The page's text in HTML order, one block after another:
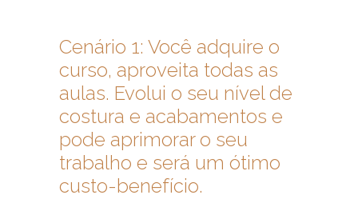
Cenário 1: Você adquire o
curso, aproveita todas as
aulas. Evolui o seu nível de
costura e acabamentos e
pode aprimorar o seu
trabalho e será um ótimo
custo-benefício.